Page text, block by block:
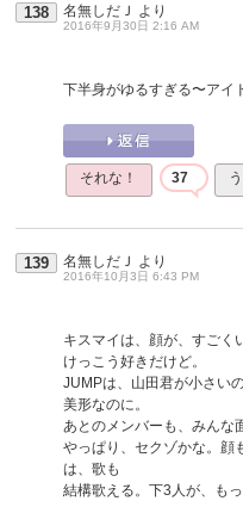
138 名無しだＪ より
2016年9月30日 2:16 AM
下半身がゆるすぎる〜アイ
それな！ 37
139 名無しだＪ より
2016年10月3日 6:43 PM
キスマイは、顔が、すごく
けっこう好きだけど。
JUMPは、山田君が小さい
美形なのに。
あとのメンバーも、みんな
やっぱり、セクゾかな。顔
は、歌も
結構歌える。下3人が、も